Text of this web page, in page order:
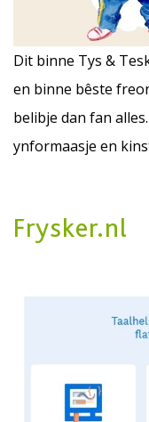
Dit binne Tys &
en binne bêste
belibje dan fan
ynformaasje en
Frysker.nl